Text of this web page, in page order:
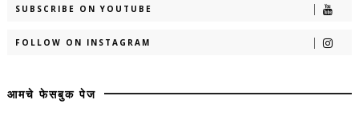
SUBSCRIBE ON YOUTUBE
FOLLOW ON INSTAGRAM
आमचे फेसबुक पेज